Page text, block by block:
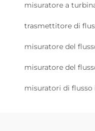
misuratore a
trasmettitore di
misuratore del
misuratore del
misuratori di flusso